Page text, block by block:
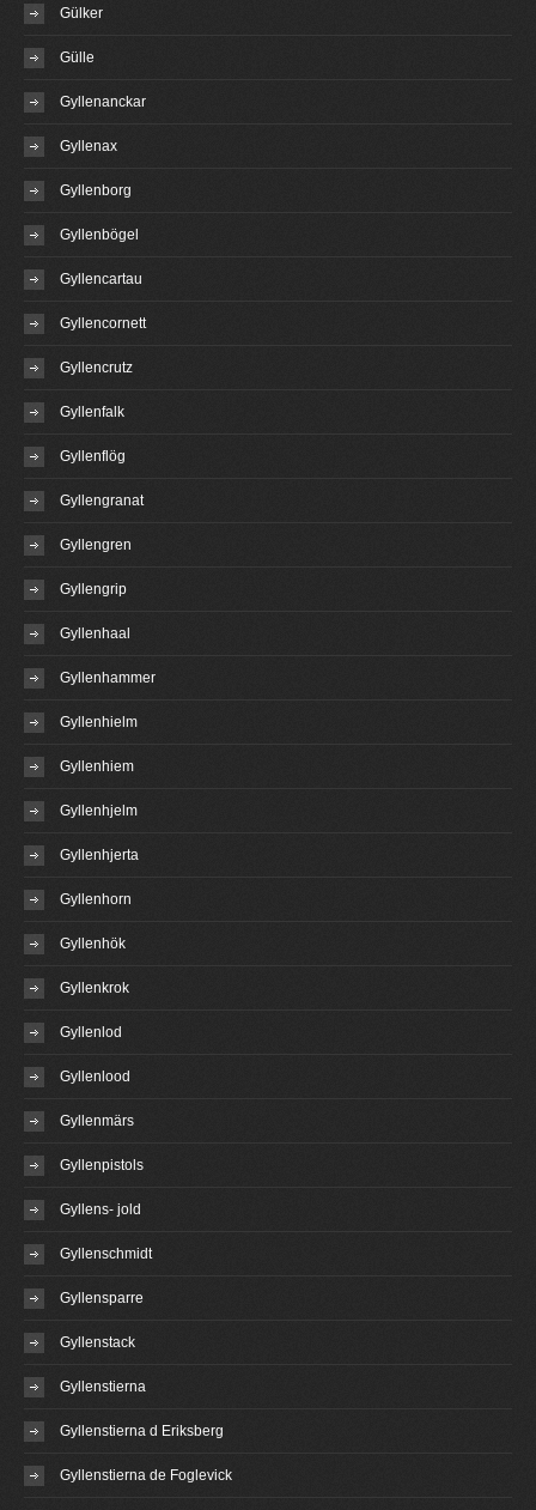
Gülker
Gülle
Gyllenanckar
Gyllenax
Gyllenborg
Gyllenbögel
Gyllencartau
Gyllencornett
Gyllencrutz
Gyllenfalk
Gyllenflög
Gyllengranat
Gyllengren
Gyllengrip
Gyllenhaal
Gyllenhammer
Gyllenhielm
Gyllenhiem
Gyllenhjelm
Gyllenhjerta
Gyllenhorn
Gyllenhök
Gyllenkrok
Gyllenlod
Gyllenlood
Gyllenmärs
Gyllenpistols
Gyllens- jold
Gyllenschmidt
Gyllensparre
Gyllenstack
Gyllenstierna
Gyllenstierna d Eriksberg
Gyllenstierna de Foglevick